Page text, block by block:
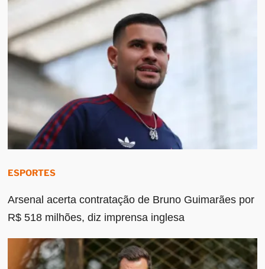
ESPORTES
Arsenal acerta contratação de Bruno Guimarães por
R$ 518 milhões, diz imprensa inglesa